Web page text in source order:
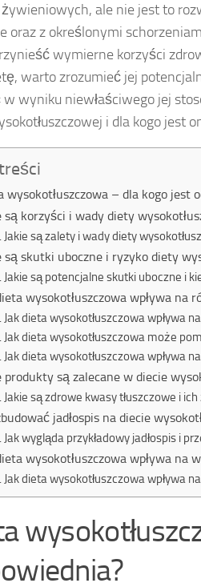
ale nie jest to
oraz z określonymi
wymierne korzyści
warto zrozumieć jej
wyniku niewłaściwego jej
i dla kogo jest
wysokotłuszczowa – dla kogo jest
są korzyści i wady diety
Jakie są zalety i wady diety
są skutki uboczne i ryzyko diety
Jakie są potencjalne skutki uboczne i
wysokotłuszczowa wpływa na
Jak dieta wysokotłuszczowa wpływa
Jak dieta wysokotłuszczowa może
Jak dieta wysokotłuszczowa wpływa
produkty są zalecane w diecie
Jakie są zdrowe kwasy tłuszczowe i ich
jadłospis na diecie
Jak wygląda przykładowy jadłospis i
wysokotłuszczowa wpływa na
Jak dieta wysokotłuszczowa wpływa